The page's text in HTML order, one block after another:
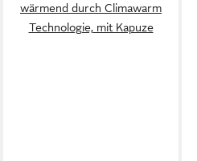
wärmend durch Climawarm
Technologie, mit Kapuze